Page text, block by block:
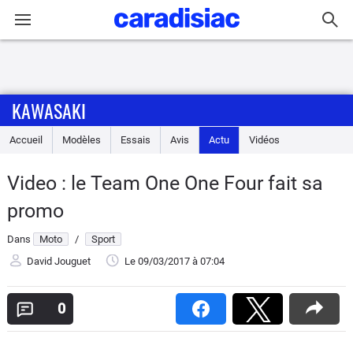
Accueil
Essais
Equipement
Forum
KAWASAKI
Accueil Modèles Essais Avis Actu Vidéos
Video : le Team One One Four fait sa
promo
Dans Moto /
Sport
David Jouguet
Le 09/03/2017 à 07:04
0